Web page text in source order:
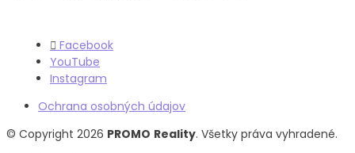
Facebook
YouTube
Instagram
Ochrana osobných údajov
© Copyright 2026 PROMO Reality. Všetky práva vyhradené.